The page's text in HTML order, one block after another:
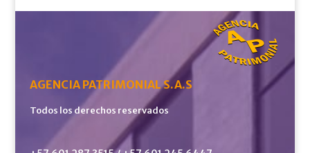
AGENCIA PATRIMONIAL S.A.S
Todos los derechos reservados